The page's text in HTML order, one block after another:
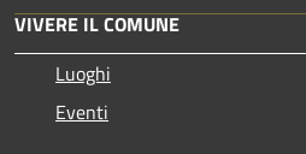
VIVERE IL COMUNE
Luoghi
Eventi